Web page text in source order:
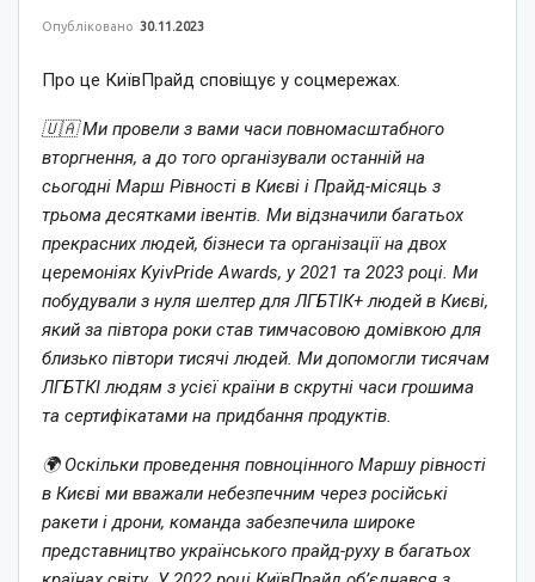
Опубліковано 30.11.2023
Про це КиївПрайд сповіщує у соцмережах.
🇺🇦 Ми провели з вами часи повномасштабного
вторгнення, а до того організували останній на
сьогодні Марш Рівності в Києві і Прайд-місяць з
трьома десятками івентів. Ми відзначили багатьох
прекрасних людей, бізнеси та організації на двох
церемоніях KyivPride Awards, у 2021 та 2023 році. Ми
побудували з нуля шелтер для ЛГБТІК+ людей в Києві,
який за півтора роки став тимчасовою домівкою для
близько півтори тисячі людей. Ми допомогли тисячам
ЛГБТКІ людям з усієї країни в скрутні часи грошима
та сертифікатами на придбання продуктів.
🌍 Оскільки проведення повноцінного Маршу рівності
в Києві ми вважали небезпечним через російські
ракети і дрони, команда забезпечила широке
представництво українського прайд-руху в багатьох